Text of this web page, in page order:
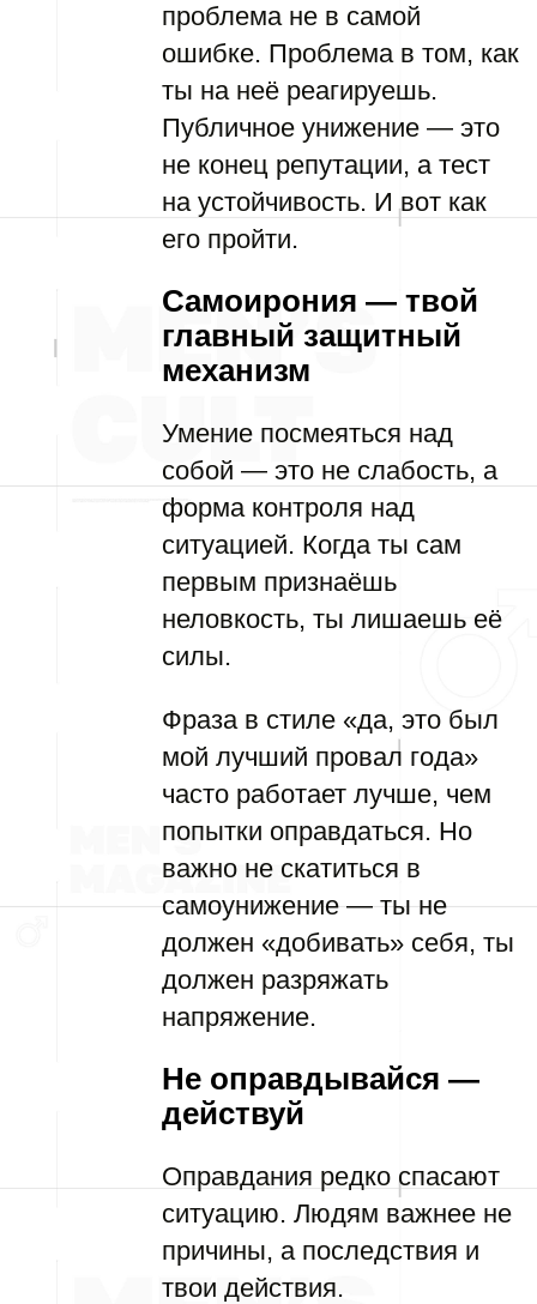
проблема не в самой
ошибке. Проблема в том, как
ты на неё реагируешь.
Публичное унижение — это
не конец репутации, а тест
на устойчивость. И вот как
его пройти.
Самоирония — твой
главный защитный
механизм
Умение посмеяться над
собой — это не слабость, а
форма контроля над
ситуацией. Когда ты сам
первым признаёшь
неловкость, ты лишаешь её
силы.
Фраза в стиле «да, это был
мой лучший провал года»
часто работает лучше, чем
попытки оправдаться. Но
важно не скатиться в
самоунижение — ты не
должен «добивать» себя, ты
должен разряжать
напряжение.
Не оправдывайся —
действуй
Оправдания редко спасают
ситуацию. Людям важнее не
причины, а последствия и
твои действия.